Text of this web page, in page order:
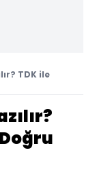
TDK ile